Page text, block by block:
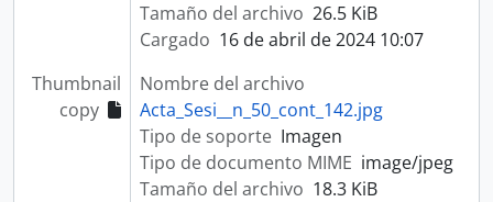
Tamaño del archivo 26.5 KiB
Cargado 16 de abril de 2024 10:07
Thumbnail
copy
Nombre del archivo
Acta_Sesi__n_50_cont_142.jpg
Tipo de soporte Imagen
Tipo de documento MIME image/jpeg
Tamaño del archivo 18.3 KiB